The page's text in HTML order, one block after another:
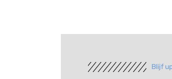
Blijf